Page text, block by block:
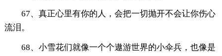
67、真正心里有你的人，会把一切抛开不会让你伤心
流泪。
68、小雪花们就像一个个遨游世界的小伞兵，也像是